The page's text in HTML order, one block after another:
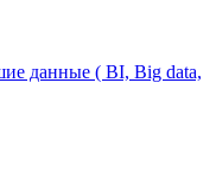
данные ( BI, Big data,